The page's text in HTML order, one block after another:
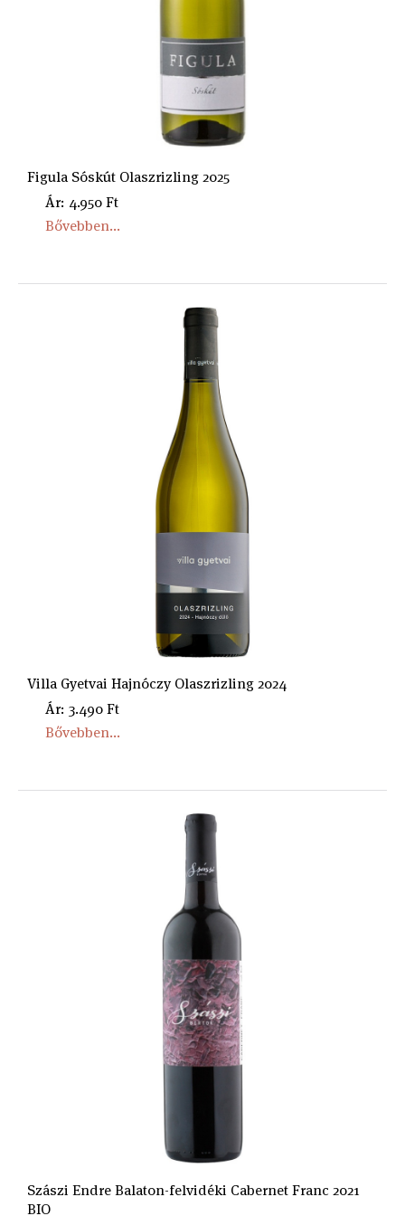
Figula Sóskút Olaszrizling 2025
Ár: 4.950 Ft
Bővebben...
Villa Gyetvai Hajnóczy Olaszrizling 2024
Ár: 3.490 Ft
Bővebben...
Szászi Endre Balaton-felvidéki Cabernet Franc 2021
BIO